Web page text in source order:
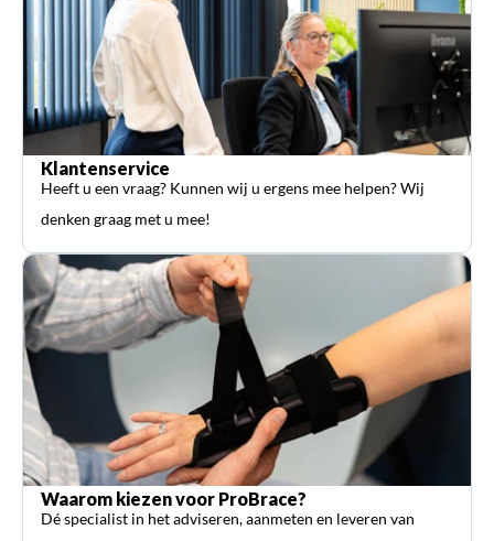
Klantenservice
Heeft u een vraag? Kunnen wij u ergens mee helpen? Wij
denken graag met u mee!
Waarom kiezen voor ProBrace?
Dé specialist in het adviseren, aanmeten en leveren van